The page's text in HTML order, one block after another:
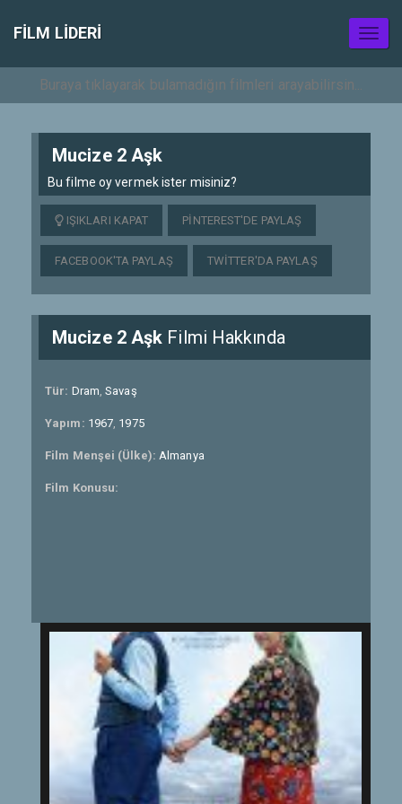
FILM LIDERI
Mucize 2 Aşk
Bu filme oy vermek ister misiniz?
IŞIKLARI KAPAT PINTEREST'DE PAYLAŞ
FACEBOOK'TA PAYLAŞ TWITTER'DA PAYLAŞ
Mucize 2 Aşk Filmi Hakkında
Tür: Dram,Savaş
Yapım: 1967, 1975
Film Menşei (Ülke): Almanya
Film Konusu: